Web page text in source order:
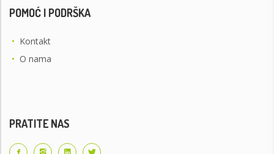
POMOĆ I PODRŠKA
• Kontakt
• O nama
PRATITE NAS